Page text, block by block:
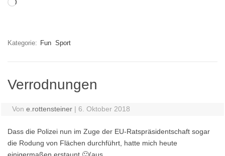
Wird
Kategorie: Fun Sport
Verrodnungen
Vone.rottensteiner | 6. Oktober 2018
Dass die Polizei nun im Zuge der EU-Ratspräsidentschaft sogar
die Rodung von Flächen durchführt, hatte mich heute